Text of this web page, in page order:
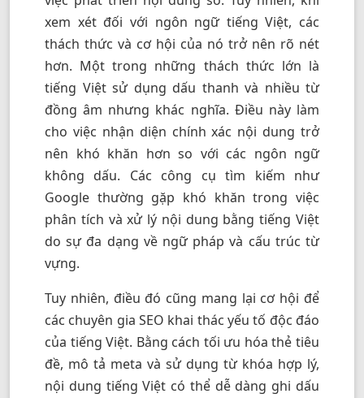
xem xét đối với ngôn ngữ tiếng Việt, các
thách thức và cơ hội của nó trở nên rõ nét
hơn. Một trong những thách thức lớn là
tiếng Việt sử dụng dấu thanh và nhiều từ
đồng âm nhưng khác nghĩa. Điều này làm
cho việc nhận diện chính xác nội dung trở
nên khó khăn hơn so với các ngôn ngữ
không dấu. Các công cụ tìm kiếm như
Google thường gặp khó khăn trong việc
phân tích và xử lý nội dung bằng tiếng Việt
do sự đa dạng về ngữ pháp và cấu trúc từ
vựng.
Tuy nhiên, điều đó cũng mang lại cơ hội để
các chuyên gia SEO khai thác yếu tố độc đáo
của tiếng Việt. Bằng cách tối ưu hóa thẻ tiêu
đề, mô tả meta và sử dụng từ khóa hợp lý,
nội dung tiếng Việt có thể dễ dàng ghi dấu